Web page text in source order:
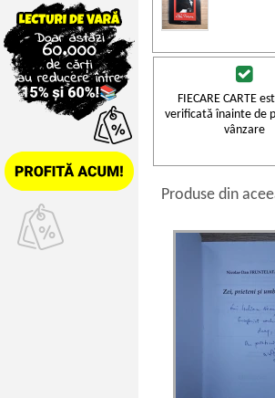
FIECARE CARTE
verificată înainte de
vânzare
Produse din